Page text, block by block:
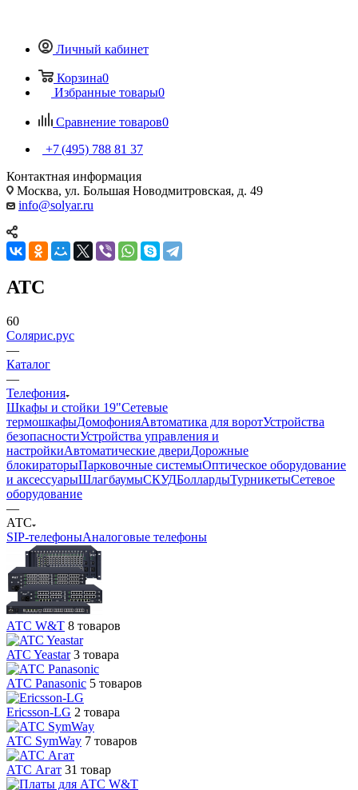
Личный кабинет
Корзина0
Избранные товары0
Сравнение товаров0
+7 (495) 788 81 37
Контактная информация
Москва, ул. Большая Новодмитровская, д. 49
info@solyar.ru
АТС
60
Солярис.рус
—
Каталог
—
Телефония
Шкафы и стойки 19"Сетевые
термошкафыДомофонияАвтоматика для воротУстройства
безопасностиУстройства управления и
настройкиАвтоматические двериДорожные
блокираторыПарковочные системыОптическое оборудование
и аксессуарыШлагбаумыСКУДБоллардыТурникетыСетевое
оборудование
—
АТС
SIP-телефоныАналоговые телефоны
АТС W&T 8 товаров
ATC Yeastar 3 товара
АТС Panasonic 5 товаров
Ericsson-LG 2 товара
АТС SymWay 7 товаров
АТС Агат 31 товар